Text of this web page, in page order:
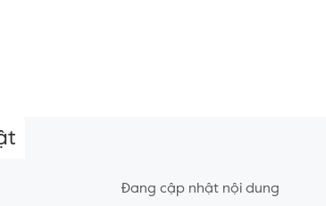
Đang cập nhật nội dung